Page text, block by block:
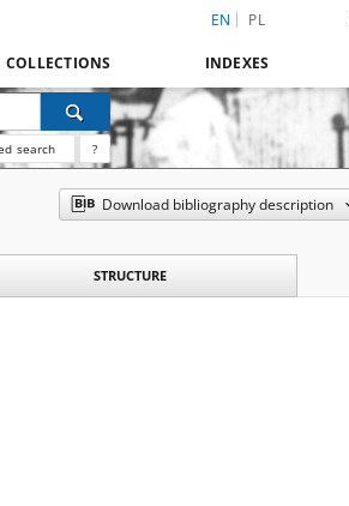
EN PL
COLLECTIONS INDEXES
search ?
Download bibliography description
STRUCTURE